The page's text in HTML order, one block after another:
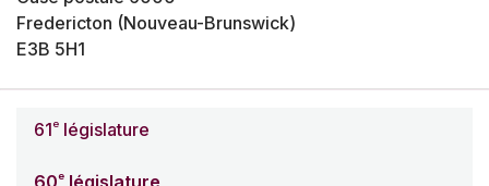
Fredericton (Nouveau-Brunswick)
E3B 5H1
61e législature
e